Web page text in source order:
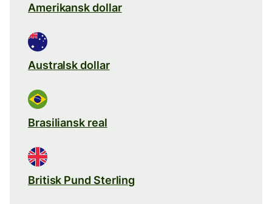
Amerikansk dollar
Australsk dollar
Brasiliansk real
Britisk Pund Sterling